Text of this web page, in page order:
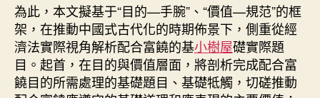
為此，本文擬基于“目的—手腕”、“價值—規范”的框
架，在推動中國式古代化的時期佈景下，側重從經
濟法實際視角解析配合富饒的基小樹屋礎實際題
目。起首，在目的與價值層面，將剖析完成配合富
饒目的所需處理的基礎題目、基礎牴觸，切磋推動